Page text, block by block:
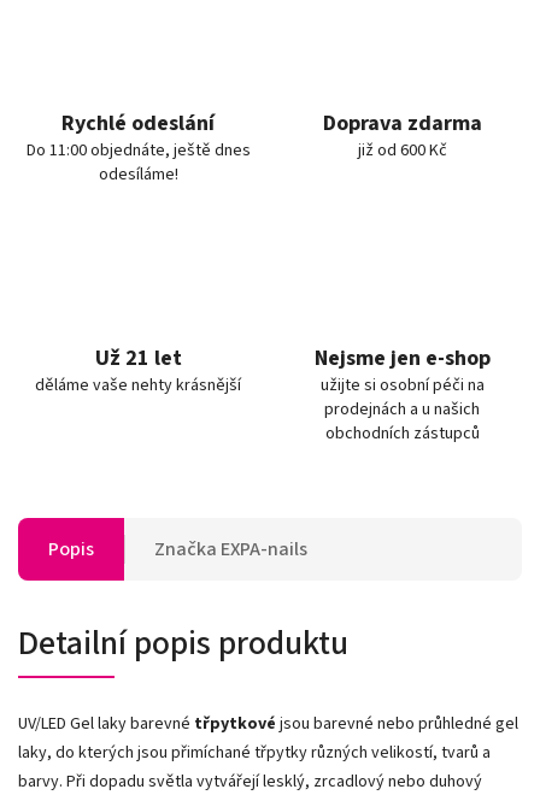
Rychlé odeslání
Do 11:00 objednáte, ještě dnes
odesíláme!
Doprava zdarma
již od 600 Kč
Už 21 let
děláme vaše nehty krásnější
Nejsme jen e-shop
užijte si osobní péči na
prodejnách a u našich
obchodních zástupců
Popis Značka EXPA-nails
Detailní popis produktu
UV/LED Gel laky barevné třpytkové jsou barevné nebo průhledné gel
laky, do kterých jsou přimíchané třpytky různých velikostí, tvarů a
barvy. Při dopadu světla vytvářejí lesklý, zrcadlový nebo duhový